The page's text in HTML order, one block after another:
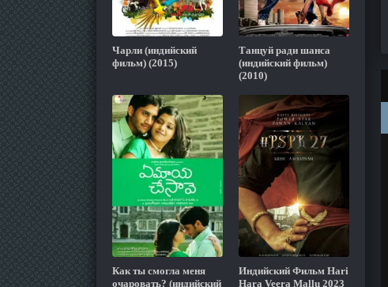
Чарли (индийский
фильм) (2015)
Танцуй ради шанса
(индийский фильм)
(2010)
Как ты смогла меня
очаровать? (индийский
Индийский Фильм Hari
Hara Veera Mallu 2023